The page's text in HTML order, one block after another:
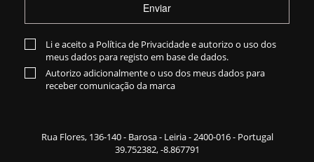
Enviar
Li e aceito a Política de Privacidadee autorizo o uso dos
meus dados para registo em base de dados.
Autorizo adicionalmente o uso dos meus dados para
receber comunicação da marca
Rua Flores, 136-140- Barosa - Leiria - 2400-016 - Portugal
39.752382, -8.867791